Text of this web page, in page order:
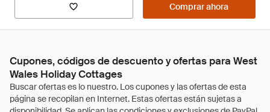
Comprar ahora
Cupones, códigos de descuento y ofertas para West
Wales Holiday Cottages